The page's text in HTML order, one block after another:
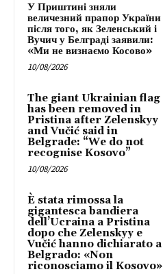
У Приштині зняли
величезний прапор України
після того, як Зеленський і
Вучич у Белграді заявили:
«Ми не визнаємо Косово»
10/08/2026
The giant Ukrainian flag
has been removed in
Pristina after Zelenskyy
and Vučić said in
Belgrade: “We do not
recognise Kosovo”
10/08/2026
È stata rimossa la
gigantesca bandiera
dell’Ucraina a Pristina
dopo che Zelenskyy e
Vučić hanno dichiarato a
Belgrado: «Non
riconosciamo il Kosovo»